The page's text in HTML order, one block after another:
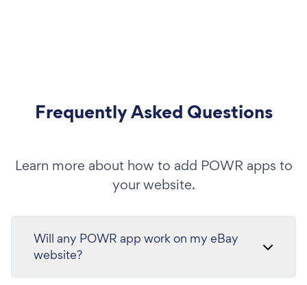
Frequently Asked Questions
Learn more about how to add POWR apps to
your website.
Will any POWR app work on my eBay
website?